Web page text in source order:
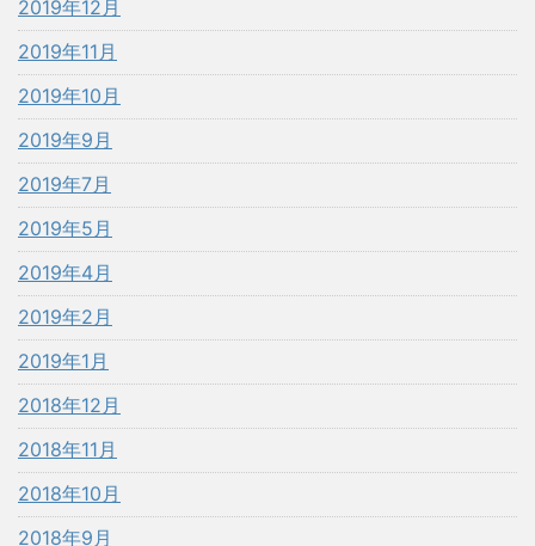
2019年12月
2019年11月
2019年10月
2019年9月
2019年7月
2019年5月
2019年4月
2019年2月
2019年1月
2018年12月
2018年11月
2018年10月
2018年9月